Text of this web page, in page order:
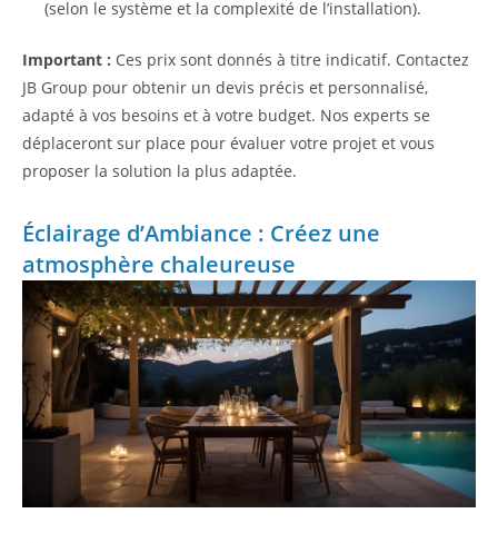
(selon le système et la complexité de l’installation).
Important : Ces prix sont donnés à titre indicatif. Contactez
JB Group pour obtenir un devis précis et personnalisé,
adapté à vos besoins et à votre budget. Nos experts se
déplaceront sur place pour évaluer votre projet et vous
proposer la solution la plus adaptée.
Éclairage d’Ambiance : Créez une
atmosphère chaleureuse